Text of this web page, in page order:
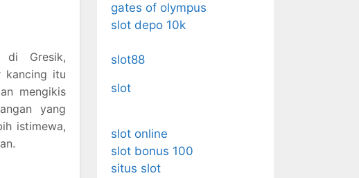
di Gresik,
kancing itu
mengikis
yang
istimewa,
gates of olympus
slot depo 10k
slot88
slot
slot online
slot bonus 100
situs slot